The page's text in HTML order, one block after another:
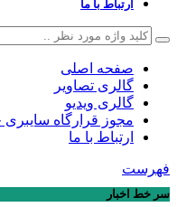
ارتباط با ما
صفحه اصلی
گالری تصاویر
گالری ویدیو
مجوز قرارگاه
ارتباط با ما
فهرست
سر خط اخبار